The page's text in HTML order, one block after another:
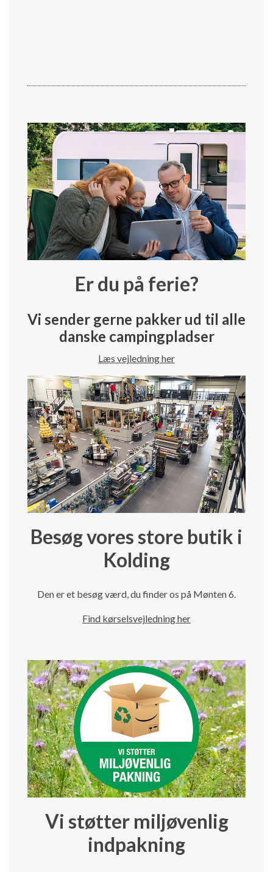
Er du på ferie?
Vi sender gerne pakker ud til alle
danske campingpladser
Læs vejledning her
Besøg vores store butik i
Kolding
Den er et besøg værd, du finder os på Mønten 6.
Find kørselsvejledning her
Vi støtter miljøvenlig
indpakning